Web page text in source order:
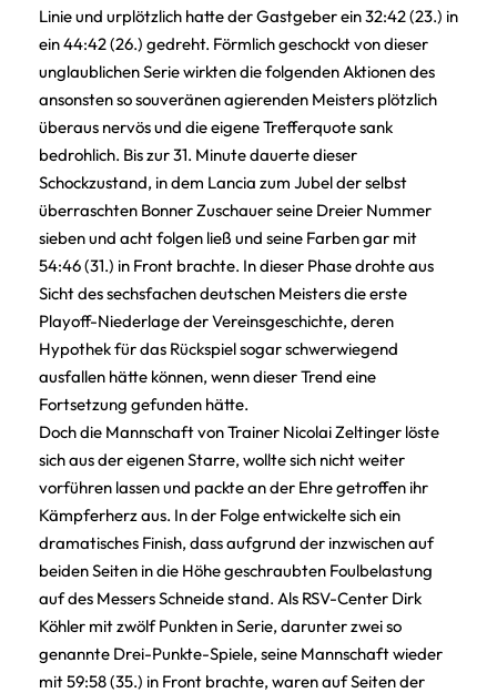
Linie und urplötzlich hatte der Gastgeber ein 32:42 (23.) in
ein 44:42 (26.) gedreht. Förmlich geschockt von dieser
unglaublichen Serie wirkten die folgenden Aktionen des
ansonsten so souveränen agierenden Meisters plötzlich
überaus nervös und die eigene Trefferquote sank
bedrohlich. Bis zur 31. Minute dauerte dieser
Schockzustand, in dem Lancia zum Jubel der selbst
überraschten Bonner Zuschauer seine Dreier Nummer
sieben und acht folgen ließ und seine Farben gar mit
54:46 (31.) in Front brachte. In dieser Phase drohte aus
Sicht des sechsfachen deutschen Meisters die erste
Playoff-Niederlage der Vereinsgeschichte, deren
Hypothek für das Rückspiel sogar schwerwiegend
ausfallen hätte können, wenn dieser Trend eine
Fortsetzung gefunden hätte.
Doch die Mannschaft von Trainer Nicolai Zeltinger löste
sich aus der eigenen Starre, wollte sich nicht weiter
vorführen lassen und packte an der Ehre getroffen ihr
Kämpferherz aus. In der Folge entwickelte sich ein
dramatisches Finish, dass aufgrund der inzwischen auf
beiden Seiten in die Höhe geschraubten Foulbelastung
auf des Messers Schneide stand. Als RSV-Center Dirk
Köhler mit zwölf Punkten in Serie, darunter zwei so
genannte Drei-Punkte-Spiele, seine Mannschaft wieder
mit 59:58 (35.) in Front brachte, waren auf Seiten der